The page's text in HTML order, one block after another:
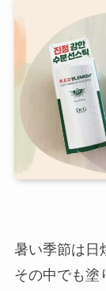
暑い季節は日
その中でも塗